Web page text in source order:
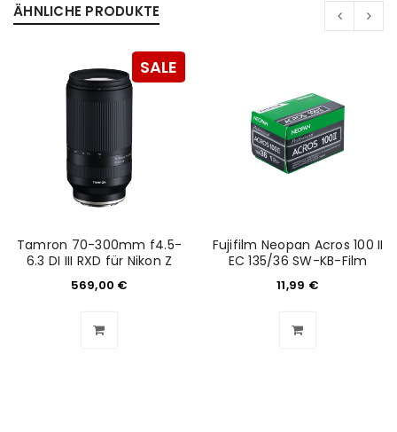
Benutzername oder E-Mail-Adresse
Passwort*
Anmeldeformular geschützt durch
WP Captcha
ÄHNLICHE PRODUKTE
SALE
Tamron 70-300mm f4.5-
6.3 DI III RXD für Nikon Z
569,00 €
Fujifilm Neopan Acros 100 II
EC 135/36 SW-KB-Film
11,99 €